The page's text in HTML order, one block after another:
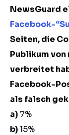
NewsGuard
Facebook-
Seiten, die
Publikum
verbreitet
Facebook-
als falsch
a) 7%
b)15%